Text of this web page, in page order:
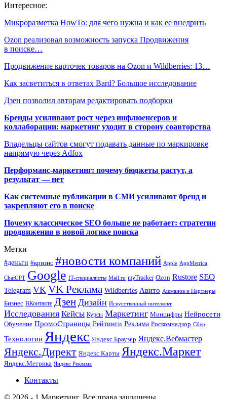
Интересное:
Микроразметка HowTo: для чего нужна и как ее внедрить
Ozon реализовал возможность запуска Продвижения
в поиске…
Продвижение карточек товаров на Ozon и Wildberries: 13…
Как засветиться в ответах Bard? Большое исследование
Дзен позволил авторам редактировать подборки
Бренды усиливают рост через инфлюенсеров и
коллаборации: маркетинг уходит в сторону соавторства
Владельцы сайтов смогут подавать данные по маркировке
напрямую через Adfox
Перформанс-маркетинг: почему бюджеты растут, а
результат — нет
Как системные публикации в СМИ усиливают бренд и
закрепляют его в поиске
Почему классическое SEO больше не работает: стратегии
продвижения в новой логике поиска
Метки
#деньги #кризис #новости компаний Apple AppMetrica
ChatGPT Google IT-специалисты Mail.ru myTracker Ozon Rustore SEO
Telegram VK VK Реклама Wildberries Авито Ашманов и Партнеры
Бизнес ВКонтакте Дзен Дизайн Искусственный интеллект
Исследования Кейсы Курсы Маркетинг Минцифры Нейросети
Обучение ПромоСтраницы Рейтинги Реклама Роскомнадзор Сбер
Технологии Яндекс Яндекс.Браузер Яндекс.Вебмастер
Яндекс.Директ Яндекс.Карты Яндекс.Маркет
Яндекс.Метрика Яндекс Реклама
Контакты
© 2026 - 1 Маркетинг. Все права защищены.